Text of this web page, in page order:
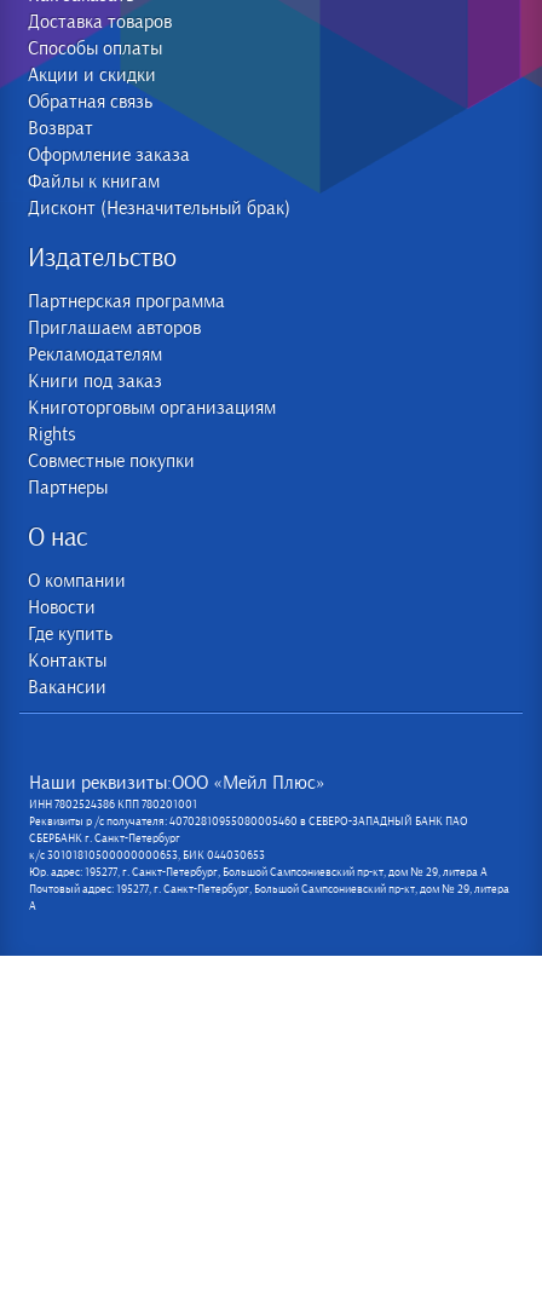
Доставка товаров
Способы оплаты
Акции и скидки
Обратная связь
Возврат
Оформление заказа
Файлы к книгам
Дисконт (Незначительный брак)
Издательство
Партнерская программа
Приглашаем авторов
Рекламодателям
Книги под заказ
Книготорговым организациям
Rights
Совместные покупки
Партнеры
О нас
О компании
Новости
Где купить
Контакты
Вакансии
Наши реквизиты:ООО «Мейл Плюс»
ИНН 7802524386 КПП 780201001
Реквизиты р /с получателя: 40702810955080005460 в СЕВЕРО-ЗАПАДНЫЙ БАНК ПАО
СБЕРБАНК г. Санкт-Петербург
к/с 30101810500000000653, БИК 044030653
Юр. адрес: 195277, г. Санкт-Петербург, Большой Сампсониевский пр-кт, дом № 29, литера А
Почтовый адрес: 195277, г. Санкт-Петербург, Большой Сампсониевский пр-кт, дом № 29, литера
А